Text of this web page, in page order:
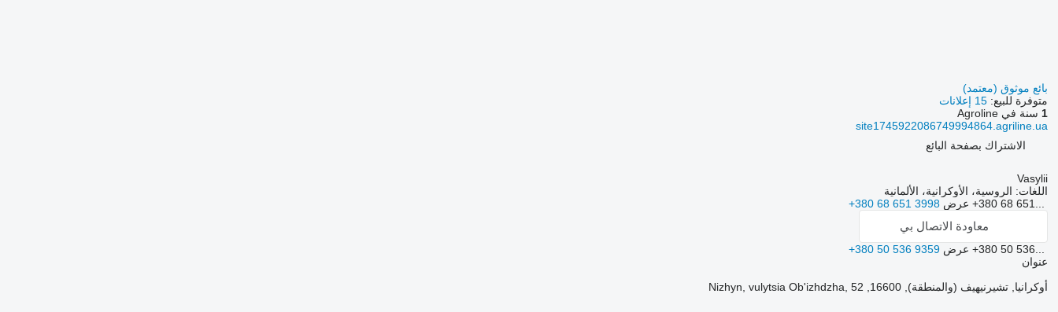
بائع موثوق (معتمد)
متوفرة للبيع: 15 إعلانات
1 سنة في Agroline
site1745922086749994864.agriline.ua
الاشتراك بصفحة البائع
Vasylii
اللغات: الروسية، الأوكرانية، الألمانية
+380 68 651... عرض +380 68 651 3998
معاودة الاتصال بي
+380 50 536... عرض +380 50 536 9359
عنوان
أوكرانيا, تشيرنيهيف (والمنطقة), 16600, Nizhyn, vulytsia Ob'izhdzha, 52